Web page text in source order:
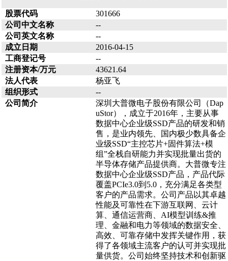
股票代码
301666
公司中文名称
--
公司英文名称
--
成立日期
2016-04-15
工商登记号
--
注册资本/万元
43621.64
法人代表
杨亚飞
组织形式
--
公司简介
深圳大普微电子股份有限公司（Dap
uStor），成立于2016年，主要从事
数据中心企业级SSD产品的研发和销
售，是业内领先、国内极少数具备企
业级SSD“主控芯片+固件算法+模
组”全栈自研能力并实现批量出货的
半导体存储产品提供商。大普微专注
数据中心企业级SSD产品，产品代际
覆盖PCIe3.0到5.0，充分满足各类型
客户的产品需求。公司产品以其卓越
性能及可靠性在下游互联网、云计
算、通信运营商、AI模型训练&推
理、金融和电力等领域的数据安全、
高效、可靠存储中发挥关键作用，获
得了各领域主流客户的认可并实现批
量供货。公司始终坚持技术和创新驱